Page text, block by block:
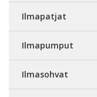
Ilmapatjat
Ilmapumput
Ilmasohvat